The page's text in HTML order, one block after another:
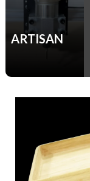
ARTISAN